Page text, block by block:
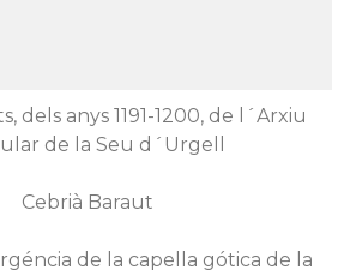
dels anys 1191-1200, de l´Arxiu
de la Seu d´Urgell
Cebrià Baraut
de la capella gótica de la